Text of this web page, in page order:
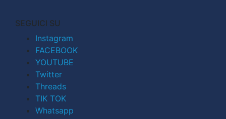
SEGUICI SU
Instagram
FACEBOOK
YOUTUBE
Twitter
Threads
TIK TOK
Whatsapp